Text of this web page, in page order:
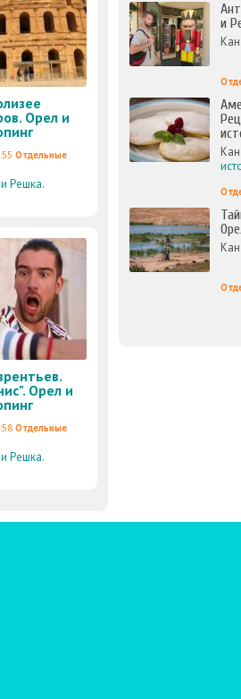
Орел и
Отдельные
Решка.
Орел и
Отдельные
Решка.
и